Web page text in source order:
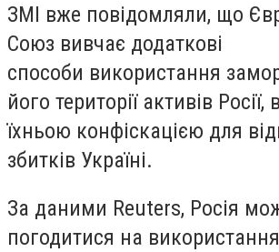
ЗМІ вже повідомляли, що
Союз вивчає додаткові
способи використання
його території активів
їхньою конфіскацією для
збитків Україні.
За даними Reuters, Росія
погодитися на